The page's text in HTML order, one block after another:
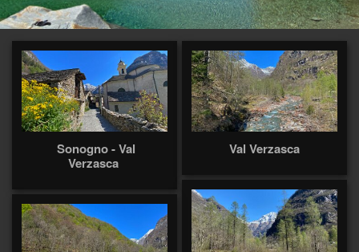
Sonogno - Val
Verzasca
Val Verzasca